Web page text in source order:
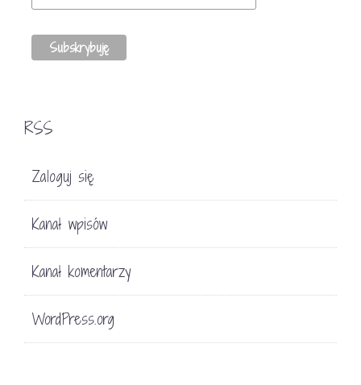
RSS
Zaloguj się
Kanał wpisów
Kanał komentarzy
WordPress.org